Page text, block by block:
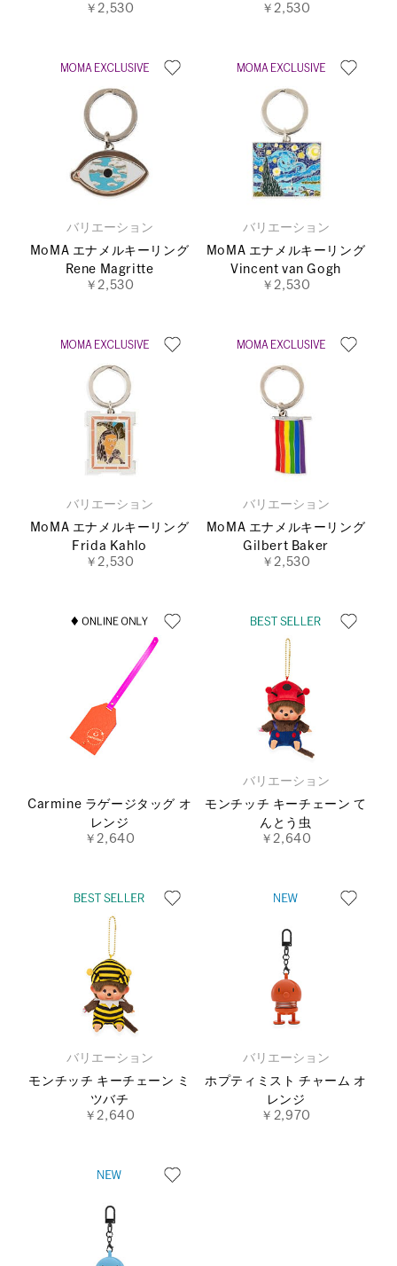
￥2,530
￥2,530
バリエーション
MoMA エナメルキーリング
Rene Magritte
￥2,530
バリエーション
MoMA エナメルキーリング
Vincent van Gogh
￥2,530
バリエーション
MoMA エナメルキーリング
Frida Kahlo
￥2,530
バリエーション
MoMA エナメルキーリング
Gilbert Baker
￥2,530
Carmine ラゲージタッグ オ
レンジ
￥2,640
バリエーション
モンチッチ キーチェーン て
んとう虫
￥2,640
バリエーション
モンチッチ キーチェーン ミ
ツバチ
￥2,640
バリエーション
ホプティミスト チャーム オ
レンジ
￥2,970